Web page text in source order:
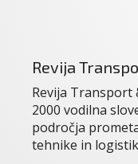
Revija
Revija Transport
2000 vodilna
področja
tehnike in